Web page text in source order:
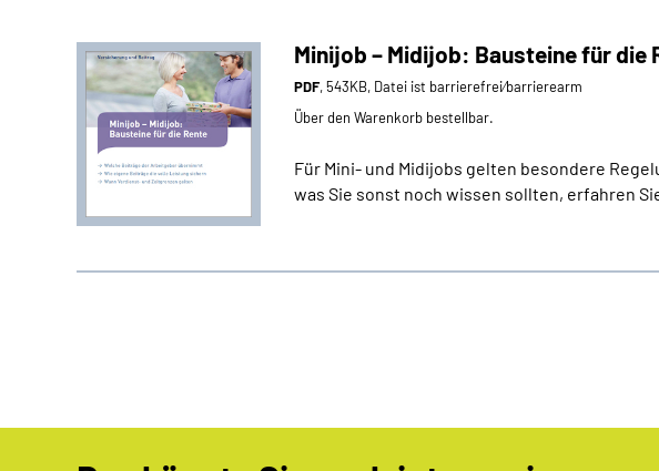
Minijob – Midijob: Bausteine für die
PDF, 543KB, Datei ist barrierefrei⁄barrierearm
Über den Warenkorb bestellbar.
Für Mini- und Midijobs gelten besondere
was Sie sonst noch wissen sollten, erfahren